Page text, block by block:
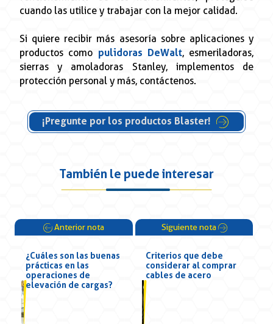
cuando las utilice y trabajar con la mejor calidad.
Si quiere recibir más asesoría sobre aplicaciones y
productos como pulidoras DeWalt, esmeriladoras,
sierras y amoladoras Stanley, implementos de
protección personal y más, contáctenos.
¡Pregunte por los productos Blaster!
También le puede interesar
Anterior nota
¿Cuáles son las buenas
prácticas en las
operaciones de
elevación de cargas?
Siguiente nota
Criterios que debe
considerar al comprar
cables de acero